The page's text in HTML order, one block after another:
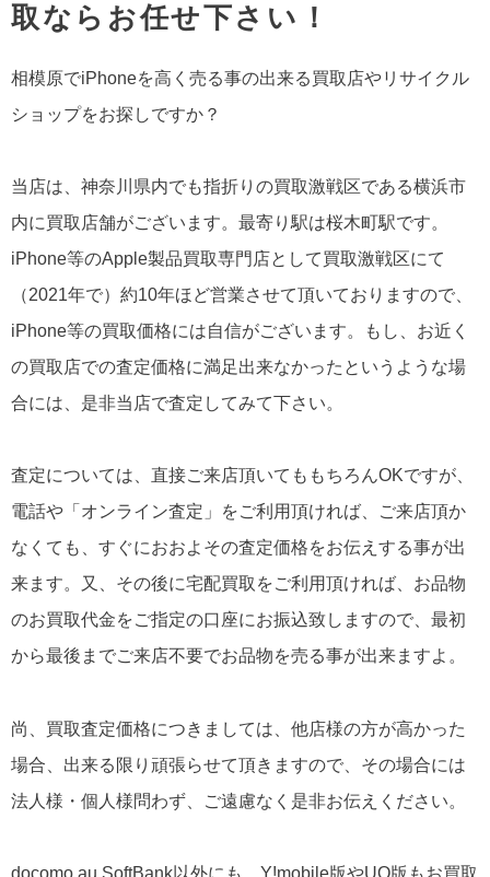
取ならお任せ下さい！
相模原でiPhoneを高く売る事の出来る買取店やリサイクル
ショップをお探しですか？
当店は、神奈川県内でも指折りの買取激戦区である横浜市
内に買取店舗がございます。最寄り駅は桜木町駅です。
iPhone等のApple製品買取専門店として買取激戦区にて
（2021年で）約10年ほど営業させて頂いておりますので、
iPhone等の買取価格には自信がございます。もし、お近く
の買取店での査定価格に満足出来なかったというような場
合には、是非当店で査定してみて下さい。
査定については、直接ご来店頂いてももちろんOKですが、
電話や「オンライン査定」をご利用頂ければ、ご来店頂か
なくても、すぐにおおよその査定価格をお伝えする事が出
来ます。又、その後に宅配買取をご利用頂ければ、お品物
のお買取代金をご指定の口座にお振込致しますので、最初
から最後までご来店不要でお品物を売る事が出来ますよ。
尚、買取査定価格につきましては、他店様の方が高かった
場合、出来る限り頑張らせて頂きますので、その場合には
法人様・個人様問わず、ご遠慮なく是非お伝えください。
docomo,au,SoftBank以外にも、Y!mobile版やUQ版もお買取